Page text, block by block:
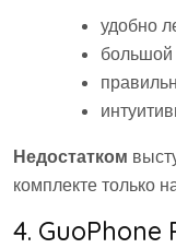
удобно
большой
Недостатком
комплекте только
4. GuoPhone